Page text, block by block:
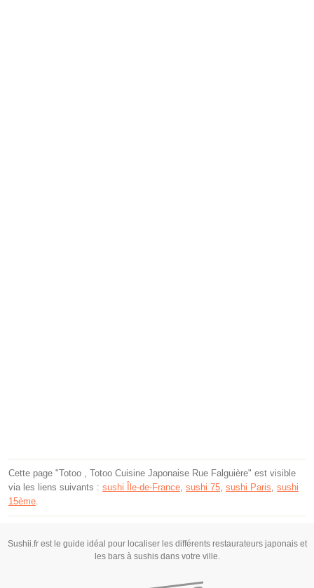
Cette page "Totoo , Totoo Cuisine Japonaise Rue Falguière" est visible
via les liens suivants : sushi Île-de-France, sushi 75, sushi Paris, sushi
15ème.
Sushii.fr est le guide idéal pour localiser les différents restaurateurs japonais et
les bars à sushis dans votre ville.